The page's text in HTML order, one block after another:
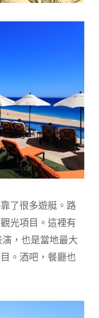
了很多遊艇。路
光項目。這裡有
，也是當地最大
。酒吧，餐廳也